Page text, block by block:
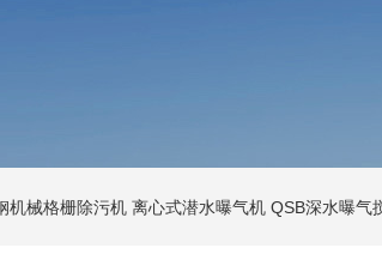
机械格栅除污机 离心式潜水曝气机 QSB深水曝气搅